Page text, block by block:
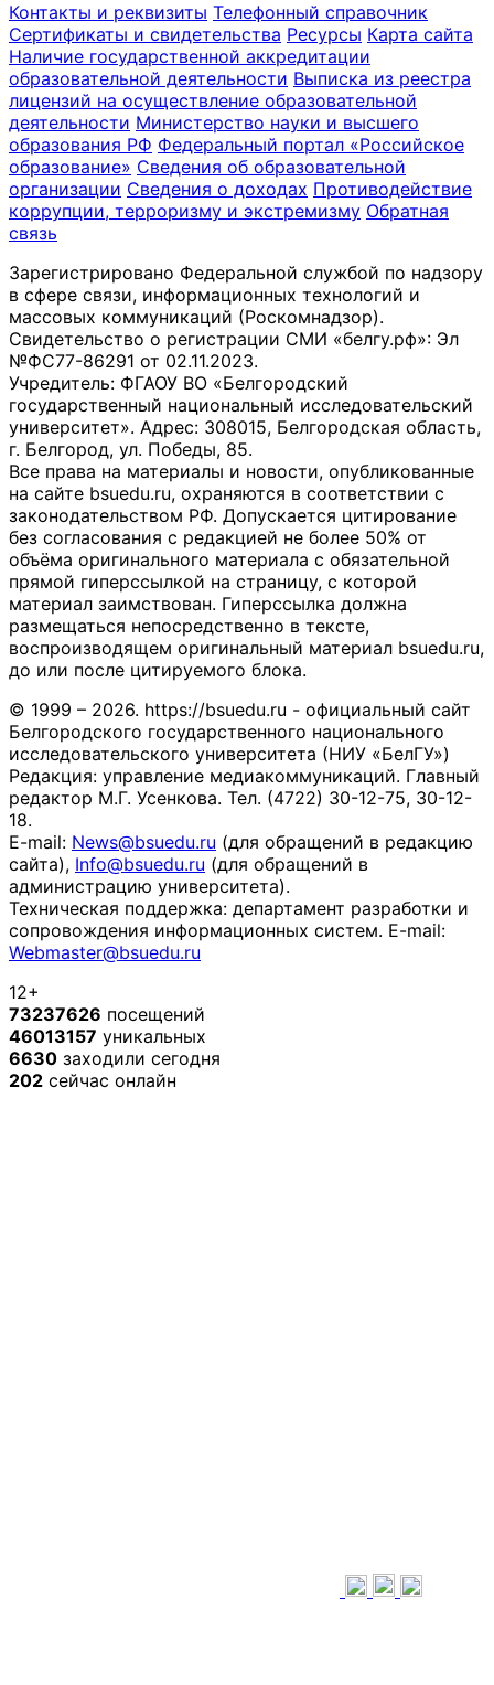
Контакты и реквизиты Телефонный справочник
Сертификаты и свидетельства Ресурсы Карта сайта
Наличие государственной аккредитации
образовательной деятельности Выписка из реестра
лицензий на осуществление образовательной
деятельности Министерствo науки и высшего
образования РФ Федеральный портал «Российское
образование» Сведения об образовательной
организации Сведения о доходах Противодействие
коррупции, терроризму и экстремизму Обратная
связь
Зарегистрировано Федеральной службой по надзору
в сфере связи, информационных технологий и
массовых коммуникаций (Роскомнадзор).
Свидетельство о регистрации СМИ «белгу.рф»: Эл
№ФС77-86291 от 02.11.2023.
Учредитель: ФГАОУ ВО «Белгородский
государственный национальный исследовательский
университет». Адрес: 308015, Белгородская область,
г. Белгород, ул. Победы, 85.
Все права на материалы и новости, опубликованные
на сайте bsuedu.ru, охраняются в соответствии с
законодательством РФ. Допускается цитирование
без согласования с редакцией не более 50% от
объёма оригинального материала с обязательной
прямой гиперссылкой на страницу, с которой
материал заимствован. Гиперссылка должна
размещаться непосредственно в тексте,
воспроизводящем оригинальный материал bsuedu.ru,
до или после цитируемого блока.
© 1999 – 2026. https://bsuedu.ru - официальный сайт
Белгородского государственного национального
исследовательского университета (НИУ «БелГУ»)
Редакция: управление медиакоммуникаций. Главный
редактор М.Г. Усенкова. Тел. (4722) 30-12-75, 30-12-
18.
E-mail: News@bsuedu.ru (для обращений в редакцию
сайта), Info@bsuedu.ru (для обращений в
администрацию университета).
Техническая поддержка: департамент разработки и
сопровождения информационных систем. E-mail:
Webmaster@bsuedu.ru
12+
73237626 посещений
46013157 уникальных
6630 заходили сегодня
202 сейчас онлайн